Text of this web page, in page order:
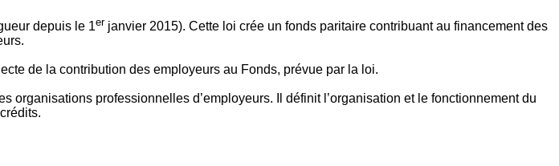
depuis le 1er janvier 2015). Cette loi crée un fonds paritaire contribuant au financement des
de la contribution des employeurs au Fonds, prévue par la loi.
professionnelles d’employeurs. Il définit l’organisation et le fonctionnement du